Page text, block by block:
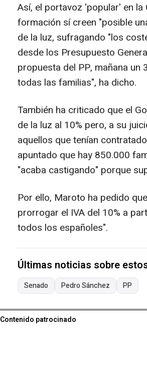
Así, el portavoz 'popular' en
formación sí creen "posible
de la luz, sufragando "los
desde los Presupuesto
propuesta del PP, mañana
todas las familias", ha dicho.
También ha criticado que el
de la luz al 10% pero, a su
aquellos que tenían
apuntado que hay 850.000
"acaba castigando" porque
Por ello, Maroto ha pedido
prorrogar el IVA del 10% a
todos los españoles".
Últimas noticias sobre
Senado Pedro Sánchez PP
Contenido patrocinado